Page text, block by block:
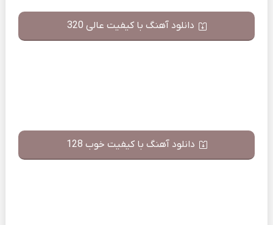
دانلود آهنگ با کیفیت عالی 320
دانلود آهنگ با کیفیت خوب 128